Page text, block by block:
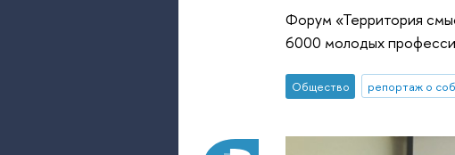
Форум «Территория
6000 молодых
Общество репортаж о